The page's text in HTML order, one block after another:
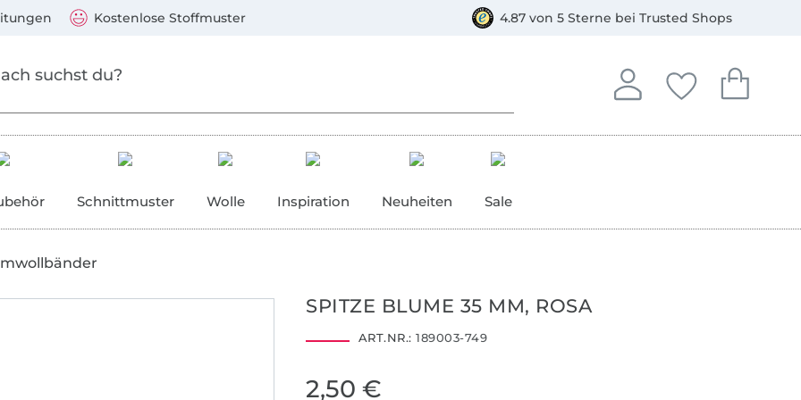
Kostenlose Stoffmuster 4.87 von 5 Sterne bei Trusted Shops
Anmelden
In deinem Konto
Deine
Du hast keine
Dein
Du hast
Schnittmuster Wolle Inspiration Neuheiten Sale
SPITZE BLUME 35 MM, ROSA
ART.NR.: 189003-749
2,50 €
Mastercard, PayPal, Giropay, Kauf auf Rechnung, Vorkasse